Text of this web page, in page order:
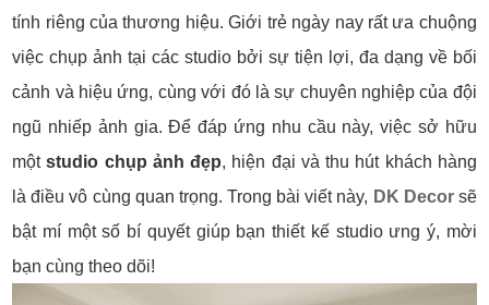
tính riêng của thương hiệu. Giới trẻ ngày nay rất ưa chuộng
việc chụp ảnh tại các studio bởi sự tiện lợi, đa dạng về bối
cảnh và hiệu ứng, cùng với đó là sự chuyên nghiệp của đội
ngũ nhiếp ảnh gia. Để đáp ứng nhu cầu này, việc sở hữu
mộtstudio chụp ảnh đẹp, hiện đại và thu hút khách hàng
là điều vô cùng quan trọng. Trong bài viết này, DK Decor sẽ
bật mí một số bí quyết giúp bạn thiết kế studio ưng ý, mời
bạn cùng theo dõi!